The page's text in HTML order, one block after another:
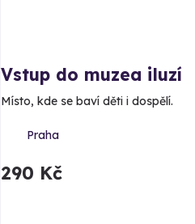
Vstup do muzea iluzí
Místo, kde se baví děti i dospělí.
Praha
290 Kč